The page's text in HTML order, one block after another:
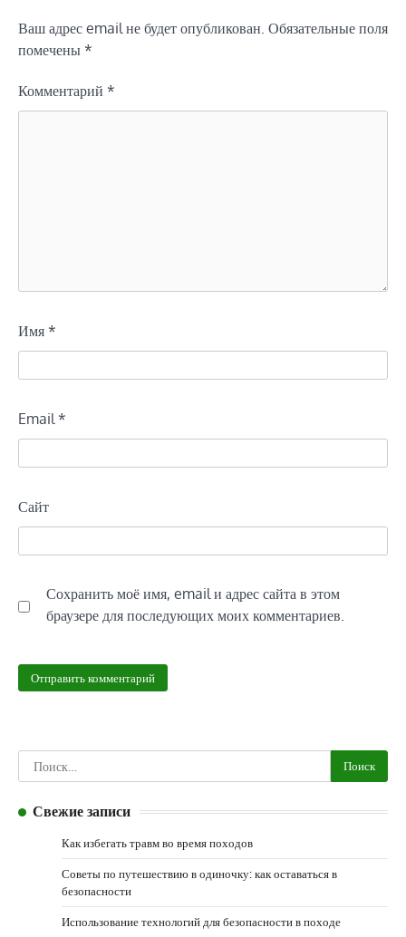
Ваш адрес email не будет опубликован. Обязательные поля
помечены *
Комментарий *
Имя *
Email*
Сайт
Сохранить моё имя, email и адрес сайта в этом
браузере для последующих моих комментариев.
Найти:
Свежие записи
Как избегать травм во время походов
Советы по путешествию в одиночку: как оставаться в
безопасности
Использование технологий для безопасности в походе